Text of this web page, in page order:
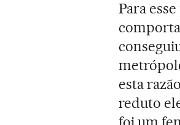
Para
esta
reduto